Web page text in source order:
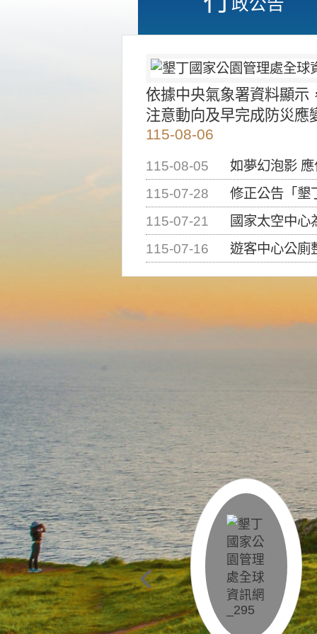
依據中央氣象署資料顯示
注意動向及早完成防災應
115-08-06
115-08-05
如夢幻泡影
115-07-28
修正公告「墾丁國家公
115-07-21
國家太空中心為辦理
115-07-16
遊客中心公廁